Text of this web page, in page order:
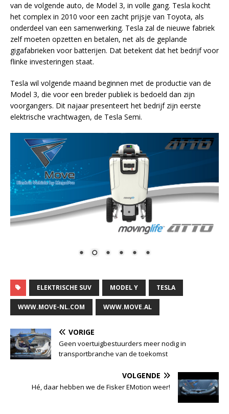
van de volgende auto, de Model 3, in volle gang. Tesla kocht
het complex in 2010 voor een zacht prijsje van Toyota, als
onderdeel van een samenwerking. Tesla zal de nieuwe fabriek
zelf moeten opzetten en betalen, net als de geplande
gigafabrieken voor batterijen. Dat betekent dat het bedrijf voor
flinke investeringen staat.
Tesla wil volgende maand beginnen met de productie van de
Model 3, die voor een breder publiek is bedoeld dan zijn
voorgangers. Dit najaar presenteert het bedrijf zijn eerste
elektrische vrachtwagen, de Tesla Semi.
ELEKTRISCHE SUV MODEL Y TESLA
WWW.MOVE-NL.COM WWW.MOVE.AL
VORIGE
Geen voertuigbestuurders meer nodig in
transportbranche van de toekomst
VOLGENDE
Hé, daar hebben we de Fisker EMotion weer!